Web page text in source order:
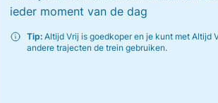
ieder moment van de dag
Tip:Altijd Vrij is goedkoper en je kunt met Altijd
andere trajecten de trein gebruiken.